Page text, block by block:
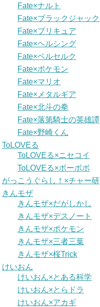
Fate×ナルト
Fate×ブラックジャック
Fate×プリキュア
Fate×ヘルシング
Fate×ベルセルク
Fate×ポケモン
Fate×マリオ
Fate×メタルギア
Fate×北斗の拳
Fate×落第騎士の英雄譚
Fate×野崎くん
ToLOVEる
ToLOVEる×ニセコイ
ToLOVEる×ボーボボ
がっこうぐらし！×チャー研
きんモザ
きんモザ×だがしかし
きんモザ×デスノート
きんモザ×ポケモン
きんモザ×三者三葉
きんモザ×桜Trick
けいおん
けいおん×とある科学
けいおん×とらドラ
けいおん×アカギ